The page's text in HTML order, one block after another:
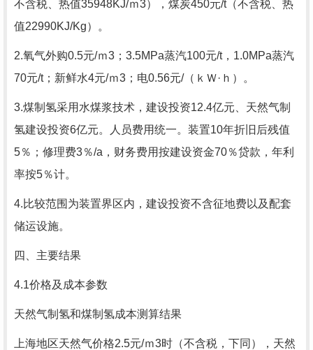
不含税、热值35948KJ/ｍ3），煤炭450元/t（不含税、热
值22990KJ/Kg）。
2.氧气外购0.5元/ｍ3；3.5MPa蒸汽100元/t，1.0MPa蒸汽
70元/t；新鲜水4元/ｍ3；电0.56元/（ｋＷ·ｈ）。
3.煤制氢采用水煤浆技术，建设投资12.4亿元、天然气制
氢建设投资6亿元。人员费用统一。装置10年折旧后残值
5％；修理费3％/a，财务费用按建设资金70％贷款，年利
率按5％计。
4.比较范围为装置界区内，建设投资不含征地费以及配套
储运设施。
四、主要结果
4.1价格及成本参数
天然气制氢和煤制氢成本测算结果
上海地区天然气价格2.5元/ｍ3时（不含税，下同），天然